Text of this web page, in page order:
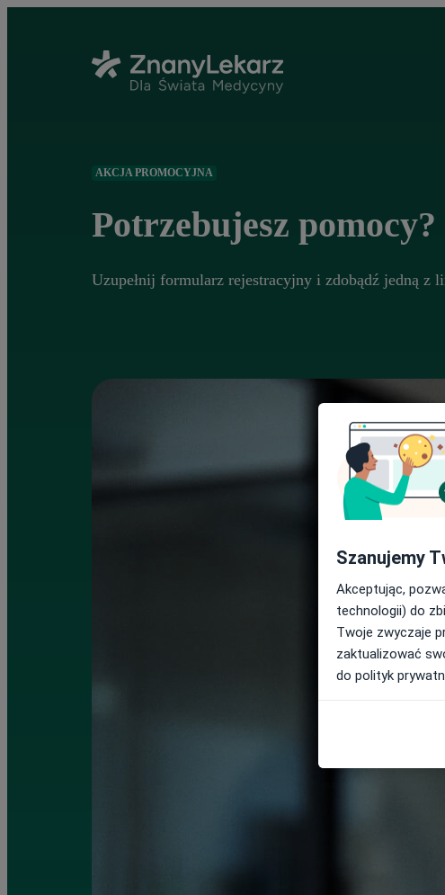
AKCJA PROMOCYJNA
Potrzebujesz
Uzupełnij formularz rejestracyjny i zdobądź jedną
Szanujemy
Akceptując,
technologii) do
Twoje zwyczaje
zaktualizować
do polityk